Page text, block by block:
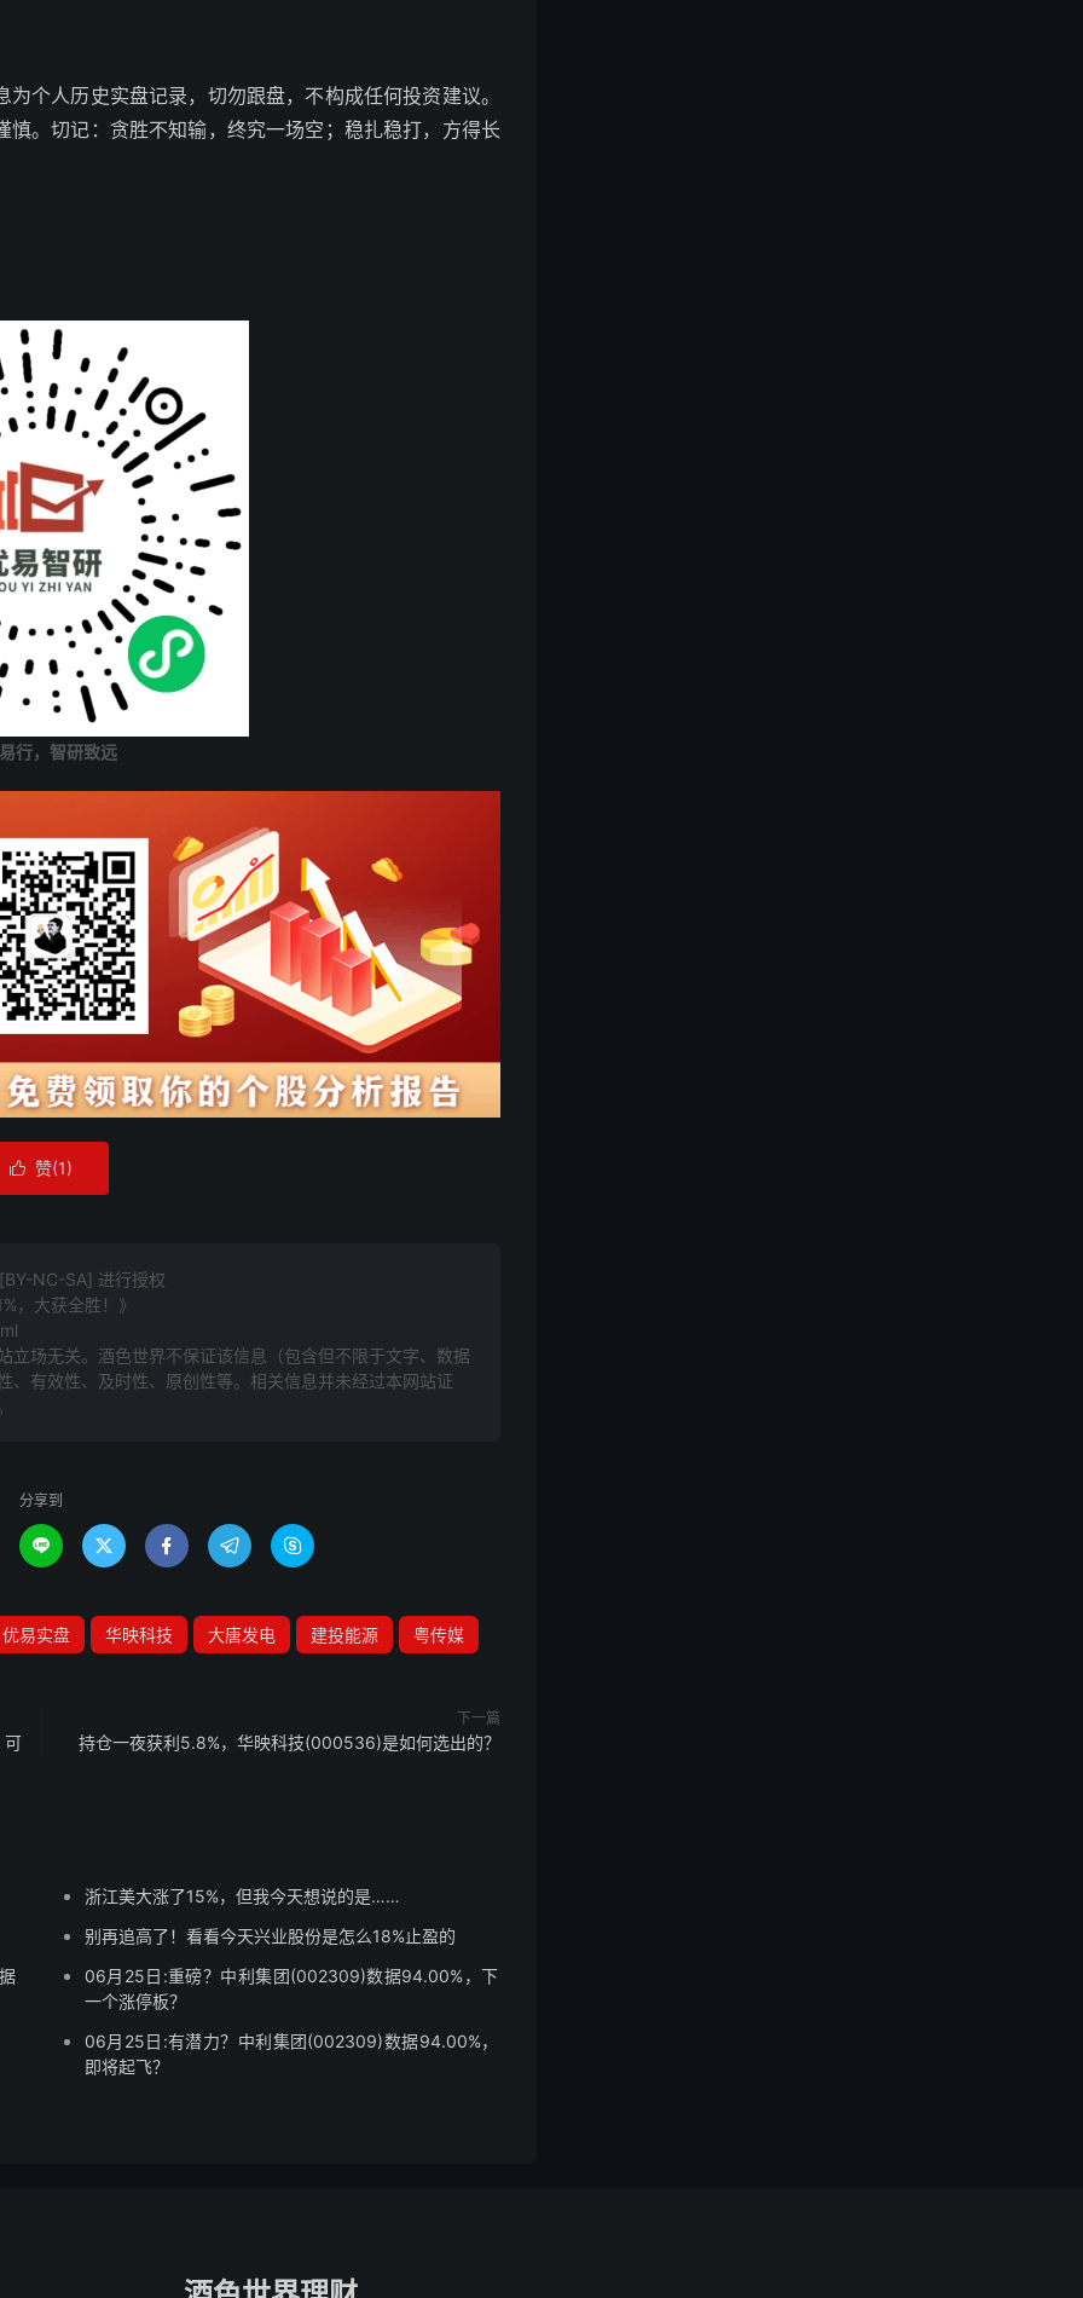
个人历史实盘记录，切勿跟盘，不构成任何投资建议。
。切记：贪胜不知输，终究一场空；稳扎稳打，方得长
行，智研致远
 赞(1)
NC-SA] 进行授权
，大获全胜！》
场无关。酒色世界不保证该信息（包含但不限于文字、数据
有效性、及时性、原创性等。相关信息并未经过本网站证
分享到
    
优易实盘 华映科技 大唐发电 建投能源 粤传媒
可
下一篇
持仓一夜获利5.8%，华映科技(000536)是如何选出的？
浙江美大涨了15%，但我今天想说的是……
别再追高了！看看今天兴业股份是怎么18%止盈的
06月25日:重磅？中利集团(002309)数据94.00%，下
一个涨停板？
06月25日:有潜力？中利集团(002309)数据94.00%，
即将起飞？